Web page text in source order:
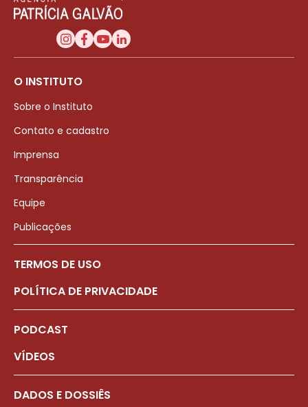
O INSTITUTO
Sobre o Instituto
Contato e cadastro
Imprensa
Transparência
Equipe
Publicações
TERMOS DE USO
POLÍTICA DE PRIVACIDADE
PODCAST
VÍDEOS
DADOS E DOSSIÊS